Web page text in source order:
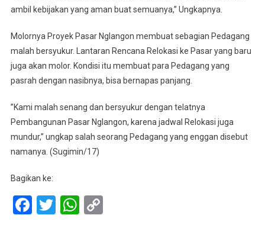
ambil kebijakan yang aman buat semuanya,” Ungkapnya.
Molornya Proyek Pasar Nglangon membuat sebagian Pedagang
malah bersyukur. Lantaran Rencana Relokasi ke Pasar yang baru
juga akan molor. Kondisi itu membuat para Pedagang yang
pasrah dengan nasibnya, bisa bernapas panjang.
”Kami malah senang dan bersyukur dengan telatnya
Pembangunan Pasar Nglangon, karena jadwal Relokasi juga
mundur,” ungkap salah seorang Pedagang yang enggan disebut
namanya. (Sugimin/17)
Bagikan ke:
Facebook
TwitterWhatsApp
Copy